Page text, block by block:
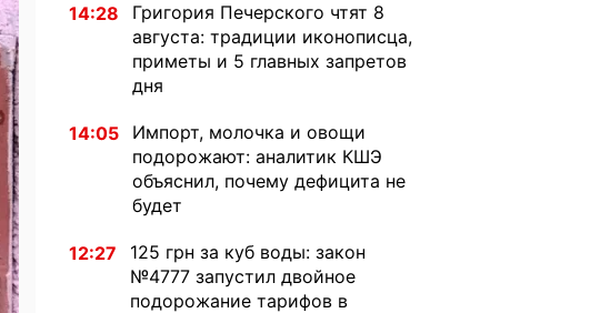
14:28
Григория Печерского чтят 8
августа: традиции иконописца,
приметы и 5 главных запретов
дня
14:05
Импорт, молочка и овощи
подорожают: аналитик КШЭ
объяснил, почему дефицита не
будет
12:27
125 грн за куб воды: закон
№4777 запустил двойное
подорожание тарифов в